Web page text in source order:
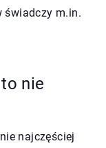
świadczy m.in.
nie
najczęściej